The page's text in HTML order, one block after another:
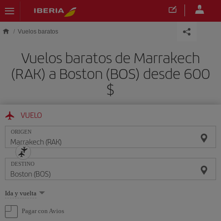
Saltar al contenido principal
Vuelos baratos
Vuelos baratos de Marrakech
(RAK) a Boston (BOS) desde 600
$
VUELO
ORIGEN
DESTINO
Seleccione
una
opción
Ida y vuelta
Pagar con Avios